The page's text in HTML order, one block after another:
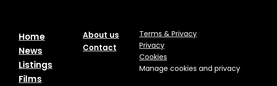
Home
News
Listings
Films
About us
Contact
Terms & Privacy
Privacy
Cookies
Manage cookies and privacy